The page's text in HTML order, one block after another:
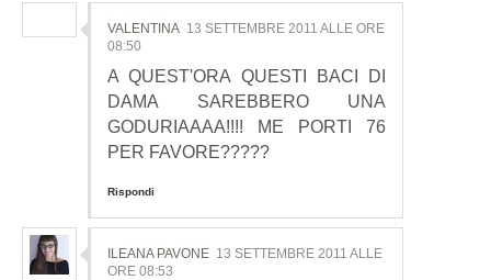
VALENTINA 13 SETTEMBRE 2011 ALLE ORE
08:50
A QUEST'ORA QUESTI BACI DI
DAMA SAREBBERO UNA
GODURIAAAA!!!! ME PORTI 76
PER FAVORE?????
Rispondi
ILEANA PAVONE 13 SETTEMBRE 2011 ALLE
ORE 08:53